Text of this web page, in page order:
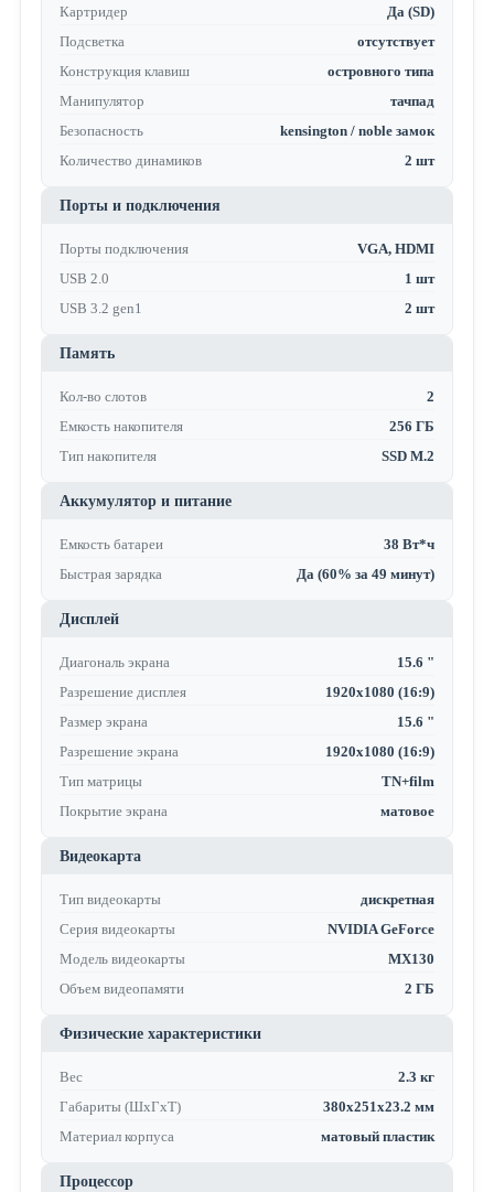
Картридер
Да (SD)
Подсветка
отсутствует
Конструкция клавиш
островного типа
Манипулятор
тачпад
Безопасность
kensington / noble замок
Количество динамиков
2 шт
Порты и подключения
Порты подключения
VGA, HDMI
USB 2.0
1 шт
USB 3.2 gen1
2 шт
Память
Кол-во слотов
2
Емкость накопителя
256 ГБ
Тип накопителя
SSD M.2
Аккумулятор и питание
Емкость батареи
38 Вт*ч
Быстрая зарядка
Да (60% за 49 минут)
Дисплей
Диагональ экрана
15.6 "
Разрешение дисплея
1920x1080 (16:9)
Размер экрана
15.6 "
Разрешение экрана
1920x1080 (16:9)
Тип матрицы
TN+film
Покрытие экрана
матовое
Видеокарта
Тип видеокарты
дискретная
Серия видеокарты
NVIDIA GeForce
Модель видеокарты
MX130
Объем видеопамяти
2 ГБ
Физические характеристики
Вес
2.3 кг
Габариты (ШхГхТ)
380x251x23.2 мм
Материал корпуса
матовый пластик
Процессор